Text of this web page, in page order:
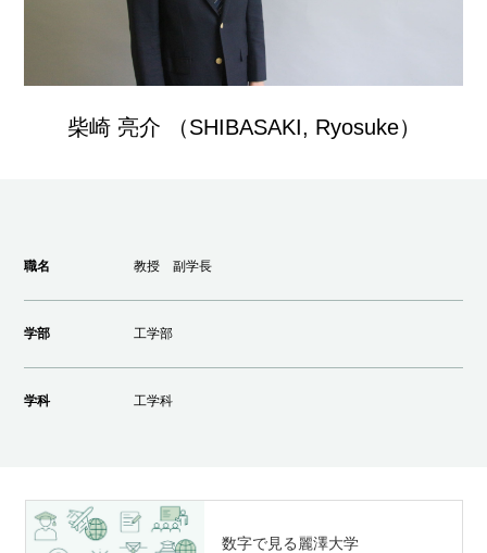
柴崎 亮介 （SHIBASAKI, Ryosuke）
職名 教授 副学長
学部 工学部
学科 工学科
数字で見る麗澤大学